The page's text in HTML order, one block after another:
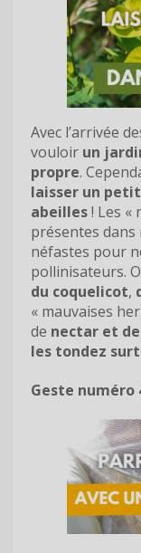
Avec l’arrivée
vouloir un
propre.
laisser un
abeilles! Les «
présentes dans
néfastes pour
pollinisateurs.
du coquelicot,
« mauvaises
de nectar et
les tondez
Geste numéro